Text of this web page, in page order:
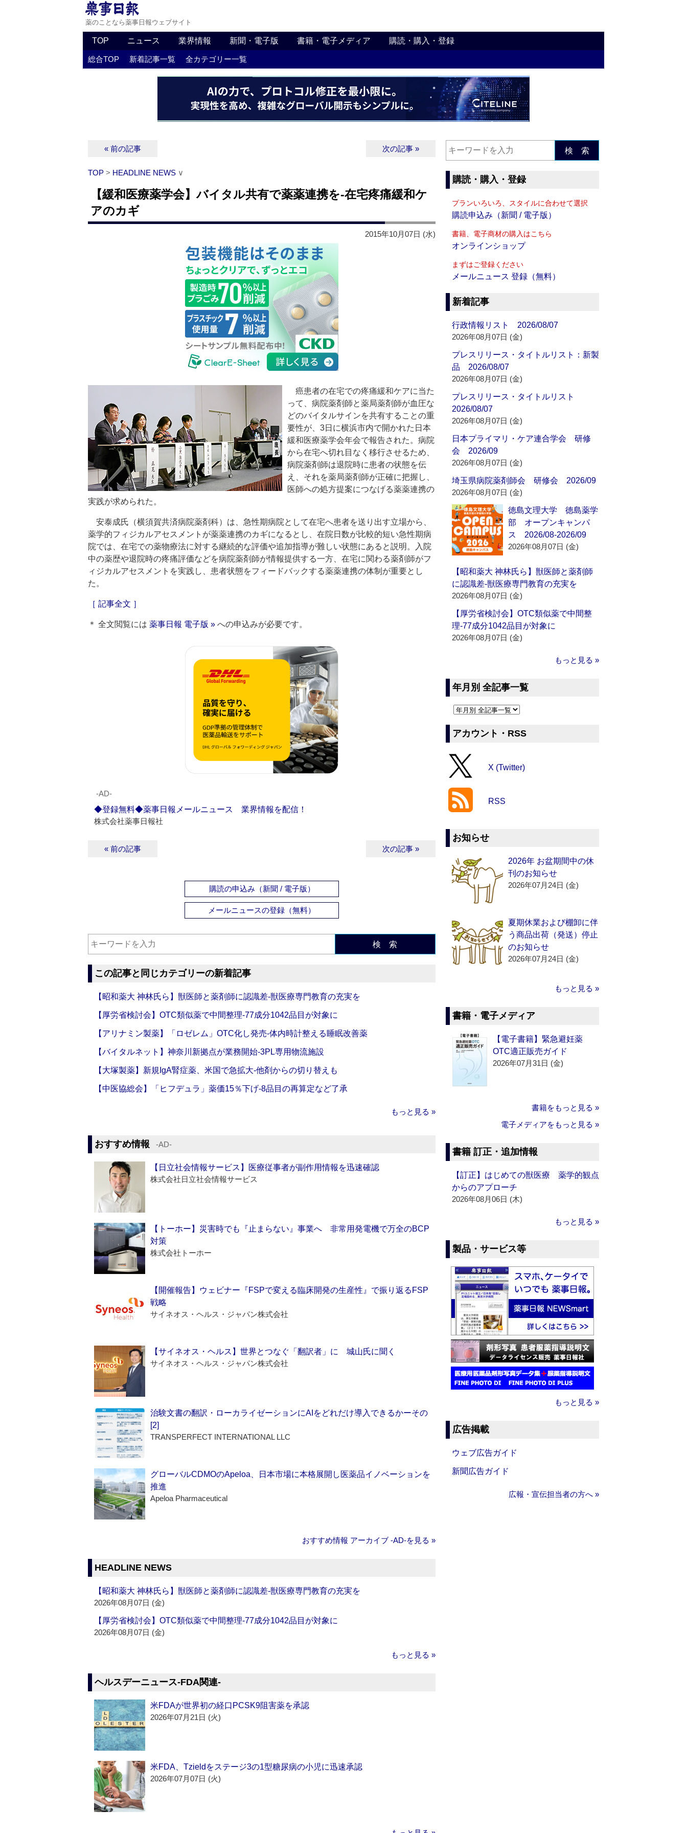
薬のことなら薬事日報ウェブサイト
TOP ニュース 業界情報 新聞・電子版 書籍・電子メディア 購読・購入・登録
総合TOP 新着記事一覧 全カテゴリー一覧
« 前の記事 次の記事 »
TOP > HEADLINE NEWS ∨
【緩和医療薬学会】バイタル共有で薬薬連携を‐在宅疼痛緩和ケ
アのカギ
2015年10月07日 (水)
癌患者の在宅での疼痛緩和ケアに当た
って、病院薬剤師と薬局薬剤師が血圧な
どのバイタルサインを共有することの重
要性が、3日に横浜市内で開かれた日本
緩和医療薬学会年会で報告された。病院
から在宅へ切れ目なく移行させるため、
病院薬剤師は退院時に患者の状態を伝
え、それを薬局薬剤師が正確に把握し、
医師への処方提案につなげる薬薬連携の
実践が求められた。
安泰成氏（横須賀共済病院薬剤科）は、急性期病院として在宅へ患者を送り出す立場から、
薬学的フィジカルアセスメントが薬薬連携のカギになるとし、在院日数が比較的短い急性期病
院では、在宅での薬物療法に対する継続的な評価や追加指導が難しい状態にあると説明。入院
中の薬歴や退院時の疼痛評価などを病院薬剤師が情報提供する一方、在宅に関わる薬剤師がフ
ィジカルアセスメントを実践し、患者状態をフィードバックする薬薬連携の体制が重要とし
た。
［ 記事全文 ］
＊ 全文閲覧には 薬事日報 電子版 » への申込みが必要です。
‐AD‐
◆登録無料◆薬事日報メールニュース 業界情報を配信！
株式会社薬事日報社
« 前の記事 次の記事 »
購読の申込み（新聞 / 電子版）
メールニュースの登録（無料）
検 索
この記事と同じカテゴリーの新着記事
【昭和薬大 神林氏ら】獣医師と薬剤師に認識差‐獣医療専門教育の充実を
【厚労省検討会】OTC類似薬で中間整理‐77成分1042品目が対象に
【アリナミン製薬】「ロゼレム」OTC化し発売‐体内時計整える睡眠改善薬
【バイタルネット】神奈川新拠点が業務開始‐3PL専用物流施設
【大塚製薬】新規IgA腎症薬、米国で急拡大‐他剤からの切り替えも
【中医協総会】「ヒフデュラ」薬価15％下げ‐8品目の再算定など了承
もっと見る »
おすすめ情報 ‐AD‐
【日立社会情報サービス】医療従事者が副作用情報を迅速確認
株式会社日立社会情報サービス
【トーホー】災害時でも『止まらない』事業へ 非常用発電機で万全のBCP
対策
株式会社トーホー
【開催報告】ウェビナー『FSPで変える臨床開発の生産性』で振り返るFSP
戦略
サイネオス・ヘルス・ジャパン株式会社
【サイネオス・ヘルス】世界とつなぐ「翻訳者」に 城山氏に聞く
サイネオス・ヘルス・ジャパン株式会社
治験文書の翻訳・ローカライゼーションにAIをどれだけ導入できるかーその
[2]
TRANSPERFECT INTERNATIONAL LLC
グローバルCDMOのApeloa、日本市場に本格展開し医薬品イノベーションを
推進
Apeloa Pharmaceutical
おすすめ情報 アーカイブ ‐AD‐を見る »
HEADLINE NEWS
【昭和薬大 神林氏ら】獣医師と薬剤師に認識差‐獣医療専門教育の充実を
2026年08月07日 (金)
【厚労省検討会】OTC類似薬で中間整理‐77成分1042品目が対象に
2026年08月07日 (金)
もっと見る »
ヘルスデーニュース‐FDA関連‐
米FDAが世界初の経口PCSK9阻害薬を承認
2026年07月21日 (火)
米FDA、Tzieldをステージ3の1型糖尿病の小児に迅速承認
2026年07月07日 (火)
検 索
購読・購入・登録
プランいろいろ、スタイルに合わせて選択
購読申込み（新聞 / 電子版）
書籍、電子商材の購入はこちら
オンラインショップ
まずはご登録ください
メールニュース 登録（無料）
新着記事
行政情報リスト 2026/08/07
2026年08月07日 (金)
プレスリリース・タイトルリスト：新製
品 2026/08/07
2026年08月07日 (金)
プレスリリース・タイトルリスト
2026/08/07
2026年08月07日 (金)
日本プライマリ・ケア連合学会 研修
会 2026/09
2026年08月07日 (金)
埼玉県病院薬剤師会 研修会 2026/09
2026年08月07日 (金)
徳島文理大学 徳島薬学
部 オープンキャンパ
ス 2026/08-2026/09
2026年08月07日 (金)
【昭和薬大 神林氏ら】獣医師と薬剤師
に認識差‐獣医療専門教育の充実を
2026年08月07日 (金)
【厚労省検討会】OTC類似薬で中間整
理‐77成分1042品目が対象に
2026年08月07日 (金)
もっと見る »
年月別 全記事一覧
アカウント・RSS
X (Twitter)
RSS
お知らせ
2026年 お盆期間中の休
刊のお知らせ
2026年07月24日 (金)
夏期休業および棚卸に伴
う商品出荷（発送）停止
のお知らせ
2026年07月24日 (金)
もっと見る »
書籍・電子メディア
【電子書籍】緊急避妊薬
OTC適正販売ガイド
2026年07月31日 (金)
書籍をもっと見る »
電子メディアをもっと見る »
書籍 訂正・追加情報
【訂正】はじめての獣医療 薬学的観点
からのアプローチ
2026年08月06日 (木)
もっと見る »
製品・サービス等
もっと見る »
広告掲載
ウェブ広告ガイド
新聞広告ガイド
広報・宣伝担当者の方へ »